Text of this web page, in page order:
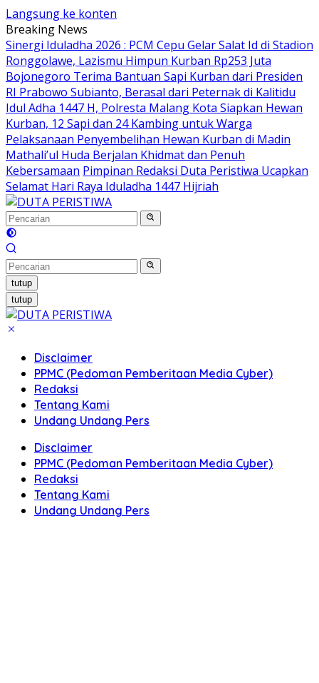
Langsung ke konten
Breaking News
Sinergi Iduladha 2026 : PCM Cepu Gelar Salat Id di Stadion
Ronggolawe, Lazismu Himpun Kurban Rp253 Juta
Bojonegoro Terima Bantuan Sapi Kurban dari Presiden
RI Prabowo Subianto, Berasal dari Peternak di Kalitidu
Idul Adha 1447 H, Polresta Malang Kota Siapkan Hewan
Kurban, 12 Sapi dan 24 Kambing untuk Warga
Pelaksanaan Penyembelihan Hewan Kurban di Madin
Mathali’ul Huda Berjalan Khidmat dan Penuh
Kebersamaan Pimpinan Redaksi Duta Peristiwa Ucapkan
Selamat Hari Raya Iduladha 1447 Hijriah
tutup
tutup
Disclaimer
PPMC (Pedoman Pemberitaan Media Cyber)
Redaksi
Tentang Kami
Undang Undang Pers
Disclaimer
PPMC (Pedoman Pemberitaan Media Cyber)
Redaksi
Tentang Kami
Undang Undang Pers